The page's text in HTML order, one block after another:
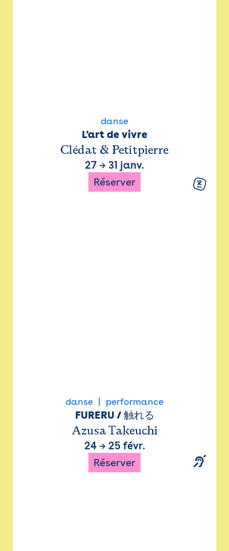
danse
L'art de vivre
Clédat & Petitpierre
27 → 31 janv.
Réserver
danse performance
FURERU / 触れる
Azusa Takeuchi
24→ 25 févr.
Réserver